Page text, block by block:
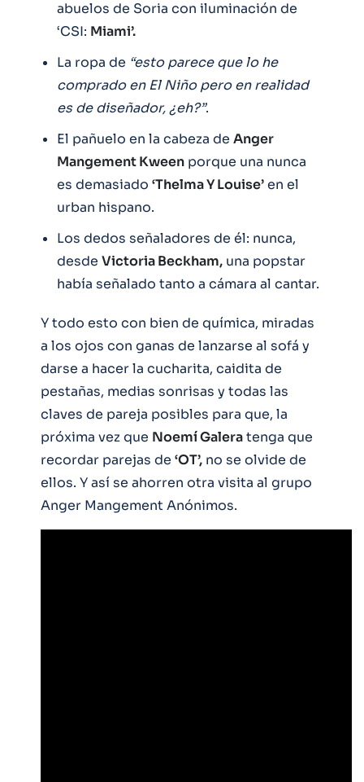
abuelos de Soria con iluminación de
‘CSI: Miami’.
La ropa de “esto parece que lo he
comprado en El Niño pero en realidad
es de diseñador, ¿eh?”.
El pañuelo en la cabeza de Anger
Mangement Kween porque una nunca
es demasiado ‘Thelma Y Louise’en el
urban hispano.
Los dedos señaladores de él: nunca,
desde Victoria Beckham, una popstar
había señalado tanto a cámara al cantar.
Y todo esto con bien de química, miradas
a los ojos con ganas de lanzarse al sofá y
darse a hacer la cucharita, caidita de
pestañas, medias sonrisas y todas las
claves de pareja posibles para que, la
próxima vez que Noemí Galeratenga que
recordar parejas de ‘OT’, no se olvide de
ellos. Y así se ahorren otra visita al grupo
Anger Mangement Anónimos.